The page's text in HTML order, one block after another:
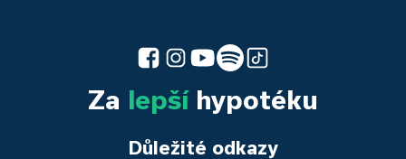
Za lepšíhypotéku
Důležité odkazy